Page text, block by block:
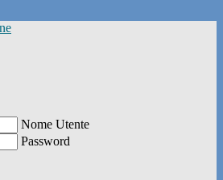
Nome Utente
Password